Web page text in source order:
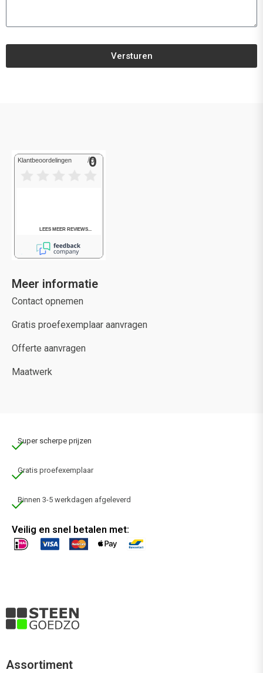
Versturen
Meer informatie
Contact opnemen
Gratis proefexemplaar aanvragen
Offerte aanvragen
Maatwerk
Super scherpe prijzen
Gratis proefexemplaar
Binnen 3-5 werkdagen afgeleverd
Veilig en snel betalen met:
Assortiment